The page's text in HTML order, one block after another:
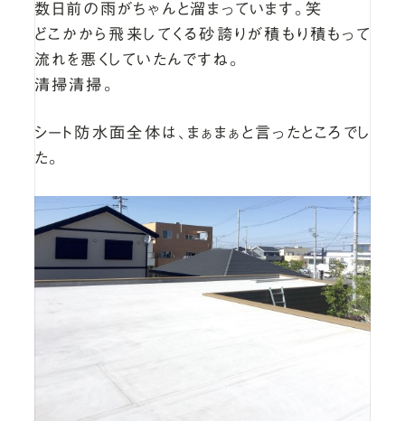
数日前の雨がちゃんと溜まっています。笑
どこかから飛来してくる砂誇りが積もり積もって
流れを悪くしていたんですね。
清掃清掃。
シート防水面全体は、まぁまぁと言ったところでし
た。